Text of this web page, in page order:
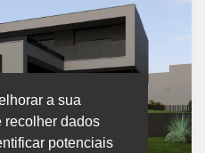
a sua
recolher dados
potenciais